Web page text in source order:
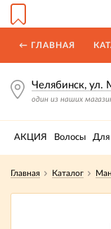
← ГЛАВНАЯ
Челябинск, ул.
один из наших
АКЦИЯ Волосы Для
Главная Каталог